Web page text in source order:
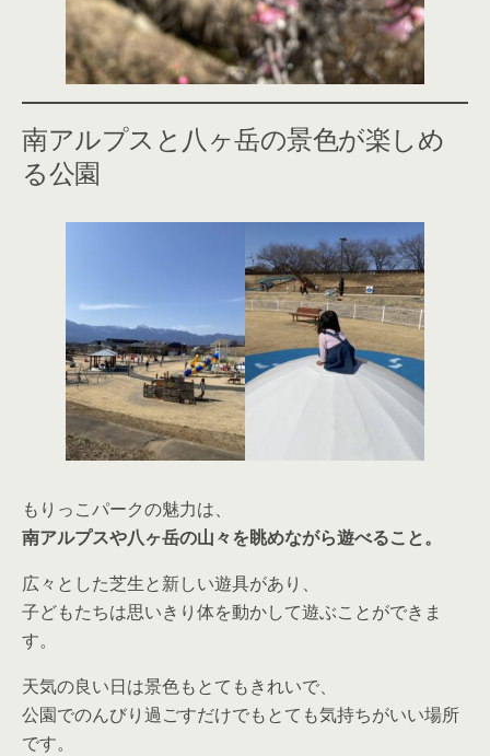
南アルプスと八ヶ岳の景色が楽しめ
る公園
もりっこパークの魅力は、
南アルプスや八ヶ岳の山々を眺めながら遊べること。
広々とした芝生と新しい遊具があり、
子どもたちは思いきり体を動かして遊ぶことができま
す。
天気の良い日は景色もとてもきれいで、
公園でのんびり過ごすだけでもとても気持ちがいい場所
です。